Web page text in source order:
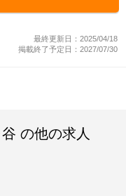
最終更新日：2025/04/18
掲載終了予定日：2027/07/30
の他の求人